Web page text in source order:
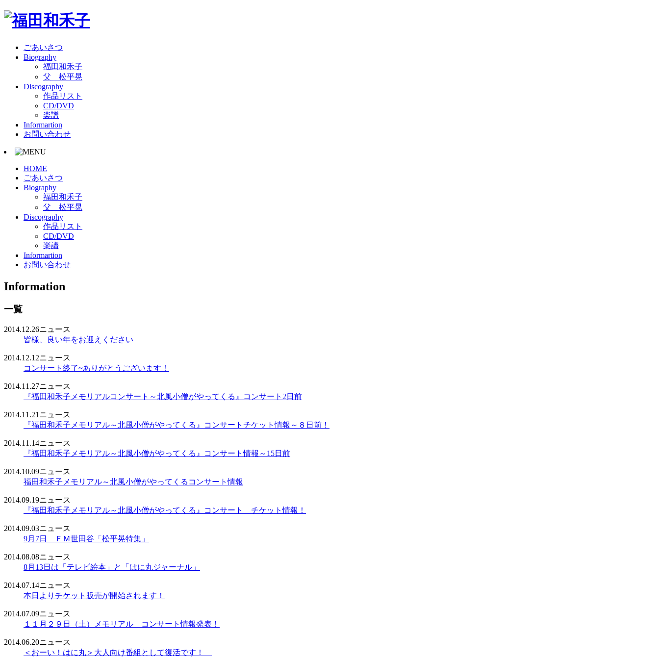
ごあいさつ
Biography
福田和禾子
父 松平晃
Discography
作品リスト
CD/DVD
楽譜
Informartion
お問い合わせ
HOME
ごあいさつ
Biography
福田和禾子
父 松平晃
Discography
作品リスト
CD/DVD
楽譜
Informartion
お問い合わせ
Information
一覧
2014.12.26ニュース
皆様、良い年をお迎えください
2014.12.12ニュース
コンサート終了~ありがとうございます！
2014.11.27ニュース
『福田和禾子メモリアルコンサート～北風小僧がやってくる』コンサート2日前
2014.11.21ニュース
『福田和禾子メモリアル～北風小僧がやってくる』コンサートチケット情報～８日前！
2014.11.14ニュース
『福田和禾子メモリアル～北風小僧がやってくる』コンサート情報～15日前
2014.10.09ニュース
福田和禾子メモリアル～北風小僧がやってくるコンサート情報
2014.09.19ニュース
『福田和禾子メモリアル～北風小僧がやってくる』コンサート チケット情報！
2014.09.03ニュース
9月7日 ＦＭ世田谷「松平晃特集」
2014.08.08ニュース
8月13日は「テレビ絵本」と「はに丸ジャーナル」
2014.07.14ニュース
本日よりチケット販売が開始されます！
2014.07.09ニュース
１１月２９日（土）メモリアル コンサート情報発表！
2014.06.20ニュース
＜おーい！はに丸＞大人向け番組として復活です！